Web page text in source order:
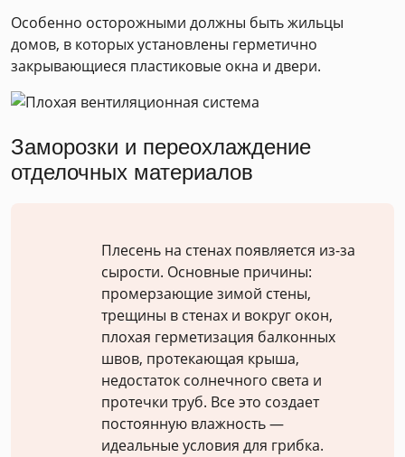
Особенно осторожными должны быть жильцы
домов, в которых установлены герметично
закрывающиеся пластиковые окна и двери.
Заморозки и переохлаждение
отделочных материалов
Плесень на стенах появляется из-за
сырости. Основные причины:
промерзающие зимой стены,
трещины в стенах и вокруг окон,
плохая герметизация балконных
швов, протекающая крыша,
недостаток солнечного света и
протечки труб. Все это создает
постоянную влажность —
идеальные условия для грибка.